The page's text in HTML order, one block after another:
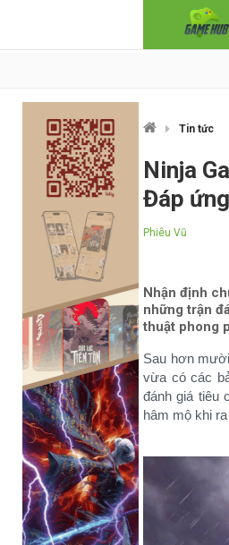
Tin tức
Ninja
Đáp
Phiêu Vũ
Nhận định
những trận
thuật phong
Sau hơn
vừa có các
đánh giá tiêu
hâm mộ khi